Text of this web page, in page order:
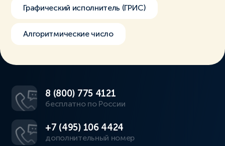
Графический исполнитель (ГРИС)
Алгоритмические число
8 (800) 775 4121
бесплатно по России
+7 (495) 106 4424
дополнительный номер